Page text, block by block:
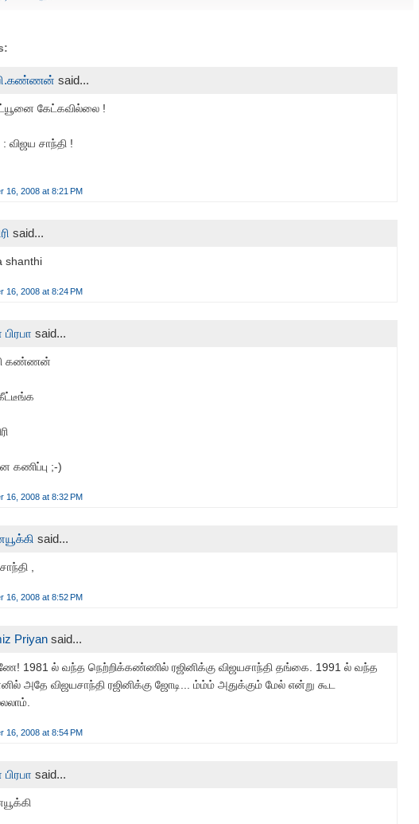
said...
கேட்கவில்லை !
விஜய சாந்தி !
16, 2008 at 8:21 PM
said...
shanthi
16, 2008 at 8:24 PM
said...
கண்ணன்
கணிப்பு ;-)
16, 2008 at 8:32 PM
said...
,
16, 2008 at 8:52 PM
Priyan said...
1981 ல் வந்த நெற்றிக்கண்ணில் ரஜினிக்கு விஜயசாந்தி தங்கை. 1991 ல் வந்த
அதே விஜயசாந்தி ரஜினிக்கு ஜோடி... ம்ம்ம் அதுக்கும் மேல் என்று கூட
16, 2008 at 8:54 PM
said...